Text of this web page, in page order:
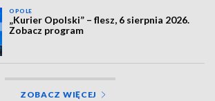
OPOLE
„Kurier Opolski” – flesz, 6 sierpnia 2026.
Zobacz program
ZOBACZ WIĘCEJ